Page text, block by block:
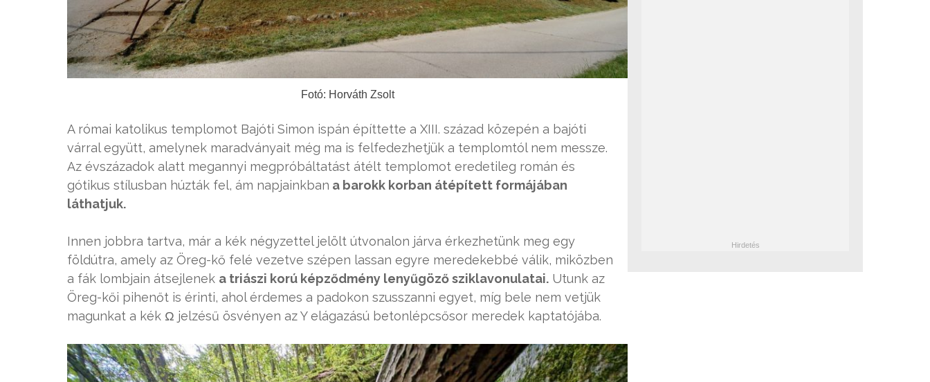
Fotó: Horváth Zsolt
A római katolikus templomot Bajóti Simon ispán építtette a XIII. század közepén a bajóti
várral együtt, amelynek maradványait még ma is felfedezhetjük a templomtól nem messze.
Az évszázadok alatt megannyi megpróbáltatást átélt templomot eredetileg román és
gótikus stílusban húzták fel, ám napjainkban a barokk korban átépített formájában
láthatjuk.
Innen jobbra tartva, már a kék négyzettel jelölt útvonalon járva érkezhetünk meg egy
földútra, amely az Öreg-kő felé vezetve szépen lassan egyre meredekebbé válik, miközben
a fák lombjain átsejlenek a triászi korú képződmény lenyűgöző sziklavonulatai. Utunk az
Öreg-kői pihenőt is érinti, ahol érdemes a padokon szusszanni egyet, míg bele nem vetjük
magunkat a kék Ω jelzésű ösvényen az Y elágazású betonlépcsősor meredek kaptatójába.